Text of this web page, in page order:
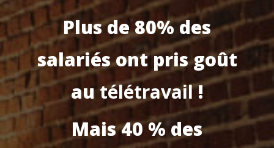
Plus de 80% des
salariés ont pris goût
autélétravail!
Mais 40 % des